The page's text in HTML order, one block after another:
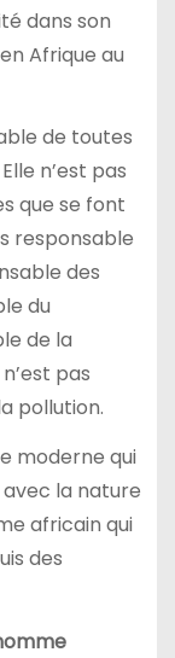
dans son
Afrique au
de toutes
n’est pas
que se font
responsable
des
du
de la
pas
pollution.
moderne qui
la nature
africain qui
des